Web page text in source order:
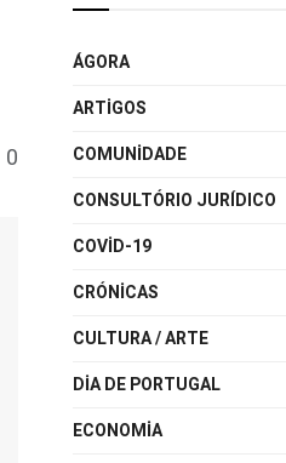
0
ÁGORA
ARTIGOS
COMUNIDADE
CONSULTÓRIO JURÍDICO
COVID-19
CRÓNICAS
CULTURA / ARTE
DIA DE PORTUGAL
ECONOMIA